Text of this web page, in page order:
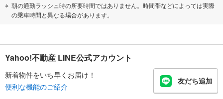
朝の通勤ラッシュ時の所要時間ではありません。時間帯などによっては実際
の乗車時間と異なる場合があります。
Yahoo!不動産 LINE公式アカウント
新着物件をいち早くお届け！
便利な機能のご紹介
友だち追加